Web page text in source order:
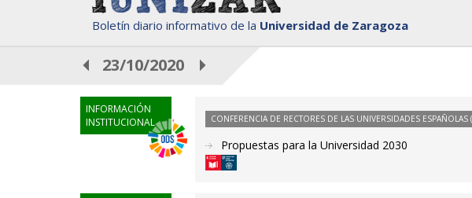
Boletín diario informativo de la Universidad de Zaragoza
23/10/2020
INFORMACIÓN
INSTITUCIONAL
CONFERENCIA DE RECTORES DE LAS UNIVERSIDADES ESPAÑOLAS
Propuestas para la Universidad 2030